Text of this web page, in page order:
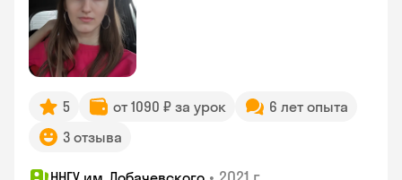
5 от 1090 ₽ за урок
6 лет опыта
3 отзыва